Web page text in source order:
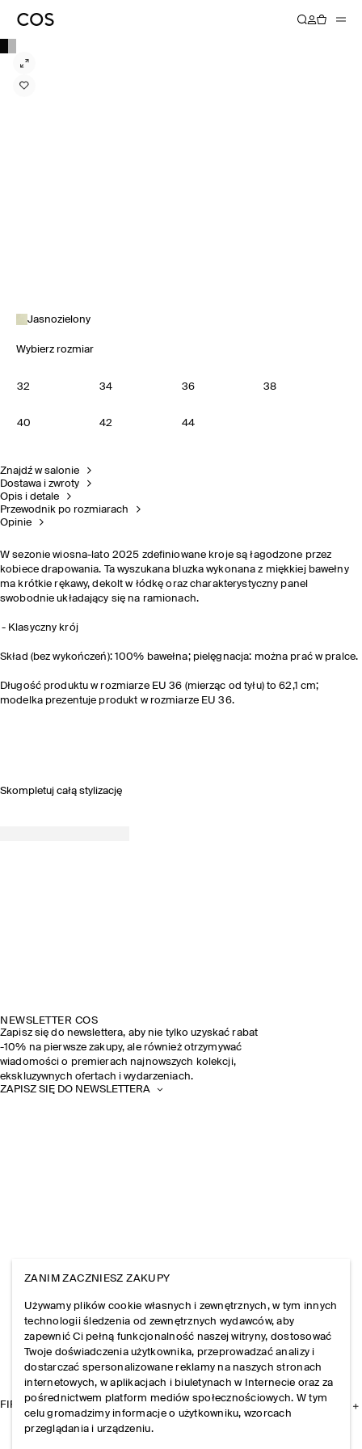
Jasnozielony
Wybierz rozmiar
32 34 36 38
40 42 44
Znajdź w salonie
Dostawa i zwroty
Opis i detale
Przewodnik po rozmiarach
Opinie
W sezonie wiosna-lato 2025 zdefiniowane kroje są łagodzone przez
kobiece drapowania. Ta wyszukana bluzka wykonana z miękkiej bawełny
ma krótkie rękawy, dekolt w łódkę oraz charakterystyczny panel
swobodnie układający się na ramionach.
Klasyczny krój
Skład (bez wykończeń): 100% bawełna; pielęgnacja: można prać w pralce.
Długość produktu w rozmiarze EU 36 (mierząc od tyłu) to 62,1 cm;
modelka prezentuje produkt w rozmiarze EU 36.
Skompletuj całą stylizację
NEWSLETTER COS
Zapisz się do newslettera, aby nie tylko uzyskać rabat
-10% na pierwsze zakupy, ale również otrzymywać
wiadomości o premierach najnowszych kolekcji,
ekskluzywnych ofertach i wydarzeniach.
ZAPISZ SIĘ DO NEWSLETTERA
FIRMA
ZANIM ZACZNIESZ ZAKUPY
Używamy plików cookie własnych i zewnętrznych, w tym innych
technologii śledzenia od zewnętrznych wydawców, aby
zapewnić Ci pełną funkcjonalność naszej witryny, dostosować
Twoje doświadczenia użytkownika, przeprowadzać analizy i
dostarczać spersonalizowane reklamy na naszych stronach
internetowych, w aplikacjach i biuletynach w Internecie oraz za
pośrednictwem platform mediów społecznościowych. W tym
celu gromadzimy informacje o użytkowniku, wzorcach
przeglądania i urządzeniu.